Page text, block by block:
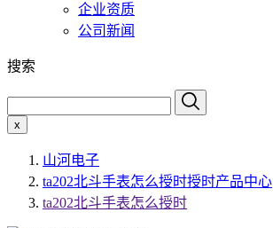
企业资质
公司新闻
搜索
x
山河电子
ta202北斗手表怎么授时授时产品中心
ta202北斗手表怎么授时